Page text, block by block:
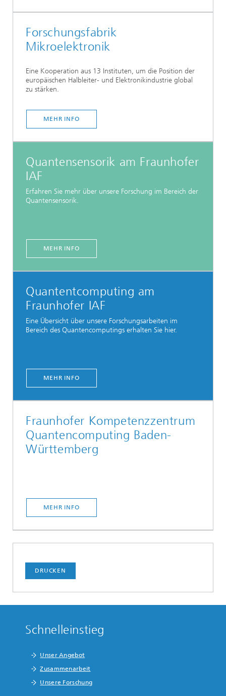
Forschungsfabrik
Mikroelektronik
Eine Kooperation aus 13 Instituten, um die Position der
europäischen Halbleiter- und Elektronikindustrie global
zu stärken.
MEHR INFO
Quantensensorik am Fraunhofer
IAF
Erfahren Sie mehr über unsere Forschung im Bereich der
Quantensensorik.
MEHR INFO
Quantentcomputing am
Fraunhofer IAF
Eine Übersicht über unsere Forschungsarbeiten im
Bereich des Quantencomputings erhalten Sie hier.
MEHR INFO
Fraunhofer Kompetenzzentrum
Quantencomputing Baden-
Württemberg
MEHR INFO
DRUCKEN
Schnelleinstieg
Unser Angebot
Zusammenarbeit
Unsere Forschung